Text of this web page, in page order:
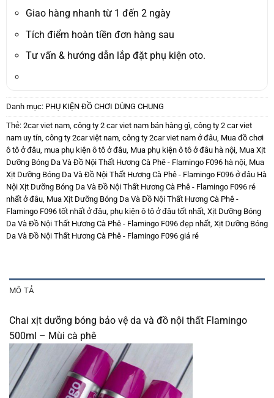
108.900₫.
Giao hàng nhanh từ 1 đến 2 ngày
Tích điểm hoàn tiền đơn hàng sau
Tư vấn & hướng dẫn lắp đặt phụ kiện oto.
Danh mục: PHỤ KIỆN ĐỒ CHƠI DÙNG CHUNG
Thẻ: 2car viet nam, công ty 2 car viet nam bán hàng gì, công ty 2 car viet
nam uy tín, công ty 2car việt nam, công ty 2car viet nam ở đâu, Mua đồ chơi
ô tô ở đâu, mua phụ kiện ô tô ở đâu, Mua phụ kiện ô tô ở đâu hà nội, Mua Xịt
Dưỡng Bóng Da Và Đồ Nội Thất Hương Cà Phê - Flamingo F096 hà nội, Mua
Xịt Dưỡng Bóng Da Và Đồ Nội Thất Hương Cà Phê - Flamingo F096 ở đâu Hà
Nội Xịt Dưỡng Bóng Da Và Đồ Nội Thất Hương Cà Phê - Flamingo F096 rẻ
nhất ở đâu, Mua Xịt Dưỡng Bóng Da Và Đồ Nội Thất Hương Cà Phê -
Flamingo F096 tốt nhất ở đâu, phụ kiện ô tô ở đâu tốt nhất, Xịt Dưỡng Bóng
Da Và Đồ Nội Thất Hương Cà Phê - Flamingo F096 đẹp nhất, Xịt Dưỡng Bóng
Da Và Đồ Nội Thất Hương Cà Phê - Flamingo F096 giá rẻ
MÔ TẢ
Chai xịt dưỡng bóng bảo vệ da và đồ nội thất Flamingo
500ml – Mùi cà phê